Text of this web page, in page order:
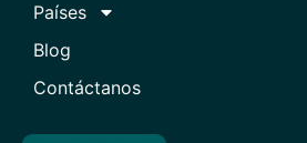
Países
Blog
Contáctanos